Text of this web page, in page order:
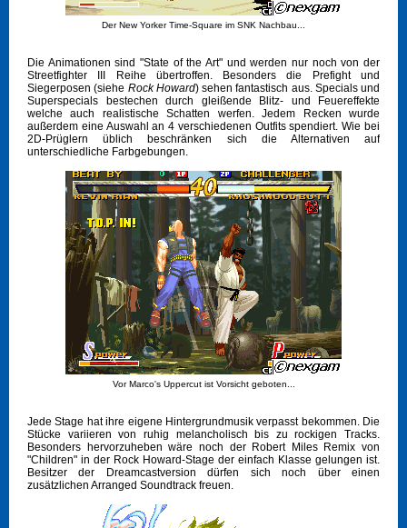
Der New Yorker Time-Square im SNK Nachbau...
Die Animationen sind "State of the Art" und werden nur noch von der
Streetfighter III Reihe übertroffen. Besonders die Prefight und
Siegerposen (siehe Rock Howard) sehen fantastisch aus. Specials und
Superspecials bestechen durch gleißende Blitz- und Feuereffekte
welche auch realistische Schatten werfen. Jedem Recken wurde
außerdem eine Auswahl an 4 verschiedenen Outfits spendiert. Wie bei
2D-Prüglern üblich beschränken sich die Alternativen auf
unterschiedliche Farbgebungen.
Vor Marco's Uppercut ist Vorsicht geboten...
Jede Stage hat ihre eigene Hintergrundmusik verpasst bekommen. Die
Stücke variieren von ruhig melancholisch bis zu rockigen Tracks.
Besonders hervorzuheben wäre noch der Robert Miles Remix von
"Children" in der Rock Howard-Stage der einfach Klasse gelungen ist.
Besitzer der Dreamcastversion dürfen sich noch über einen
zusätzlichen Arranged Soundtrack freuen.